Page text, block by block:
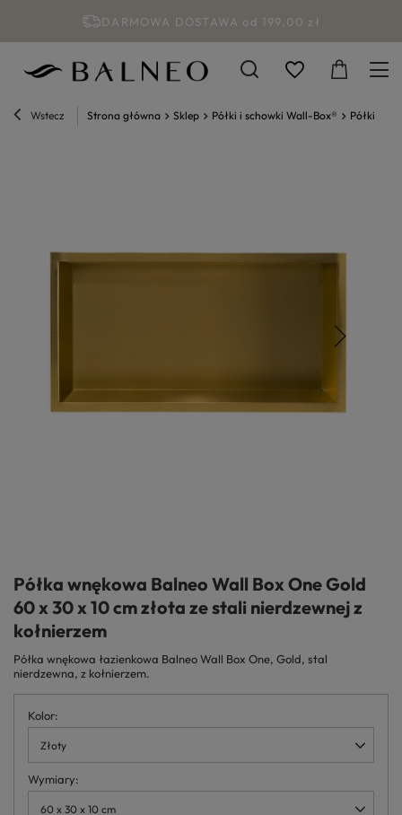
DARMOWA DOSTAWA od 199,00 zł
Wstecz Strona główna Sklep Półki i schowki Wall-Box® Półki
Półka wnękowa Balneo Wall Box One Gold
60 x 30 x 10 cm złota ze stali nierdzewnej z
kołnierzem
Półka wnękowa łazienkowa Balneo Wall Box One, Gold, stal
nierdzewna, z kołnierzem.
Kolor
Złoty
Wymiary
60 x 30 x 10 cm